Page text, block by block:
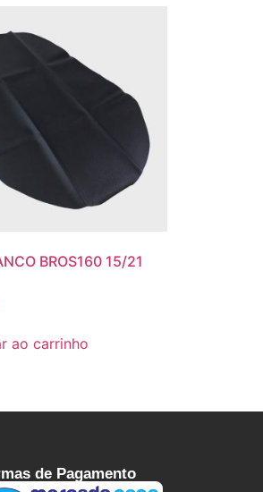
BROS160 15/21
ao carrinho
de Pagamento